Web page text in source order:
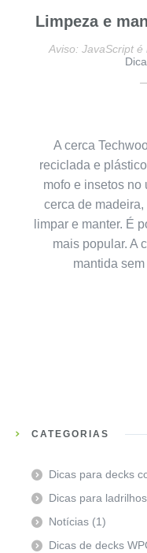
Limpeza e
Aviso: JavaScript
A cerca
reciclada e
mofo e insetos no
cerca de
limpar e manter. É
mais popular. A
mantida
CATEGORIAS
Dicas para decks
Dicas para
Notícias (1)
Dicas de decks